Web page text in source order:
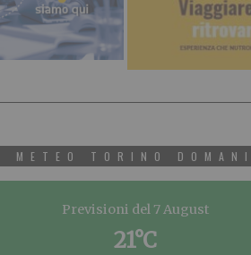
METEO TORINO DOMANI
Previsioni del 7 August
21°C